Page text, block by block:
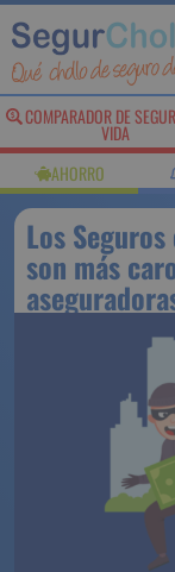
COMPARADOR DE
VIDA
AHORRO
Los
son más